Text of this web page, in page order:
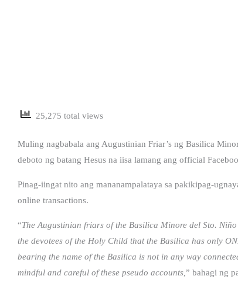
25,275 total views
Muling nagbabala ang Augustinian Friar’s ng Basilica
deboto ng batang Hesus na iisa lamang ang official
Pinag-iingat nito ang mananampalataya sa pakikipag-
online transactions.
“The Augustinian friars of the Basilica Minore del Sto.
the devotees of the Holy Child that the Basilica has only
bearing the name of the Basilica is not in any way
mindful and careful of these pseudo accounts, ” bahagi ng